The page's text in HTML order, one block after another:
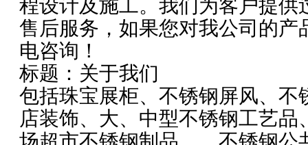
程设计及施工。我们为客户提供
售后服务，如果您对我公司的产
电咨询！
标题：关于我们
包括珠宝展柜、不锈钢屏风、不
店装饰、大、中型不锈钢工艺
场超市不锈钢制品、、不锈钢公